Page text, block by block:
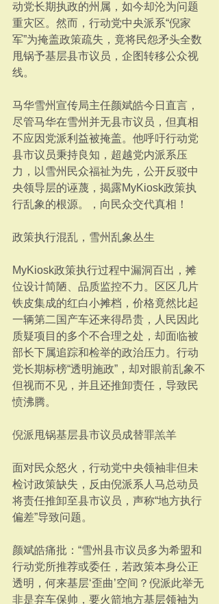
动党长期执政的州属，如今却沦为问题
重灾区。然而，行动党中央派系“倪家
军”为掩盖政策疏失，竟将民怨矛头全数
甩锅予基层县市议员，企图转移公众视
线。
马华雪州宣传局主任颜斌皓今日直言，
尽管马华在雪州并无县市议员，但真相
不应因党派利益被掩盖。他呼吁行动党
县市议员秉持良知，超越党内派系压
力，以雪州民众福祉为先，公开反驳中
央领导层的诬蔑，揭露MyKiosk政策执
行乱象的根源。，向民众交代真相！
政策执行混乱，雪州乱象丛生
MyKiosk政策执行过程中漏洞百出，摊
位设计简陋、品质监控不力。区区几片
铁皮集成的红白小摊档，价格竟然比起
一辆第二国产车还来得昂贵，人民因此
质疑项目的多个不合理之处，却面临被
部长下属追踪和检举的政治压力。行动
党长期标榜“透明施政”，却对眼前乱象不
但视而不见，并且还推卸责任，导致民
愤沸腾。
倪派甩锅基层县市议员成替罪羔羊
面对民众怒火，行动党中央领袖非但未
检讨政策缺失，反由倪派系人马总动员
将责任推卸至县市议员，声称“地方执行
偏差”导致问题。
颜斌皓痛批：“雪州县市议员多为希盟和
行动党所推荐或委任，若政策本身公正
透明，何来基层‘歪曲’空间？倪派此举无
非是弃车保帅，要火箭地方基层领袖为